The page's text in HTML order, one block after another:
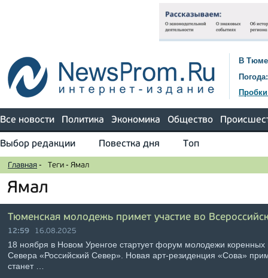
В
Погода:
Все новости Политика Экономика Общество
Выбор редакции Повестка дня Топ
Главная - Теги - Ямал
Ямал
Тюменская молодежь примет участие во
12:59 16.08.2025
18 ноября в Новом Уренгое стартует форум молодежи
Севера «Российский Север». Новая арт-резиденция «Сова»
станет …